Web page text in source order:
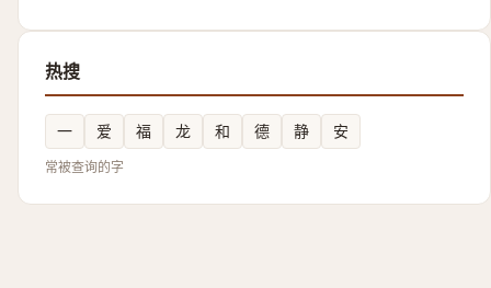
热搜
一 爱 福 龙 和 德 静 安
常被查询的字